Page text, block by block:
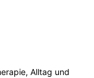
Alltag und